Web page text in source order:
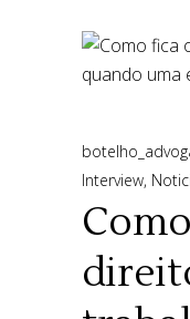
Interview,